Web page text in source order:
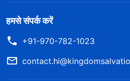
हमसे संपर्क करें
+91-970-782-1023